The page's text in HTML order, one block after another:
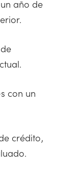
año de
con un
crédito,